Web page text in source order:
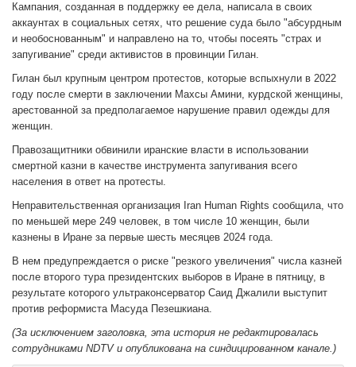
Кампания, созданная в поддержку ее дела, написала в своих
аккаунтах в социальных сетях, что решение суда было "абсурдным
и необоснованным" и направлено на то, чтобы посеять "страх и
запугивание" среди активистов в провинции Гилан.
Гилан был крупным центром протестов, которые вспыхнули в 2022
году после смерти в заключении Махсы Амини, курдской женщины,
арестованной за предполагаемое нарушение правил одежды для
женщин.
Правозащитники обвинили иранские власти в использовании
смертной казни в качестве инструмента запугивания всего
населения в ответ на протесты.
Неправительственная организация Iran Human Rights сообщила, что
по меньшей мере 249 человек, в том числе 10 женщин, были
казнены в Иране за первые шесть месяцев 2024 года.
В нем предупреждается о риске "резкого увеличения" числа казней
после второго тура президентских выборов в Иране в пятницу, в
результате которого ультраконсерватор Саид Джалили выступит
против реформиста Масуда Пезешкиана.
(За исключением заголовка, эта история не редактировалась
сотрудниками NDTV и опубликована на синдицированном канале.)